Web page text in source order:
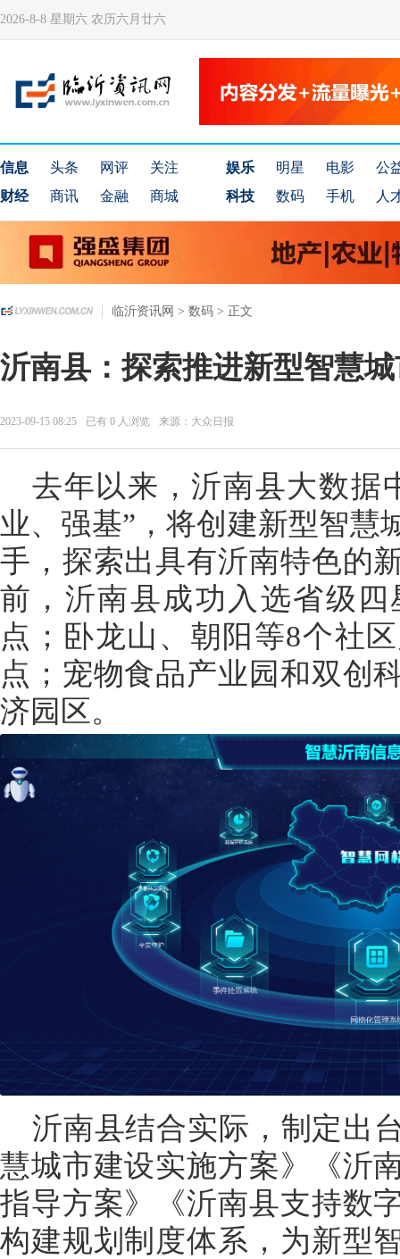
2026-8-8 星期六 农历六月廿六
信息 头条 网评
关注
财经
商讯 金融 商城
娱乐 明星 电影
公
科技
数码 手机 人
临沂资讯网 > 数码 > 正文
沂南县：探索推进新型智慧
2023-09-15 08:25 已有 0 人浏览 来源：大众日报
去年以来，沂南县大数据
业、强基”，将创建新型智慧
手，探索出具有沂南特色的
前，沂南县成功入选省级
点；卧龙山、朝阳等8个社
点；宠物食品产业园和双创
济园区。
沂南县结合实际，制定出
慧城市建设实施方案》《沂
指导方案》《沂南县支持数
构建规划制度体系，为新型